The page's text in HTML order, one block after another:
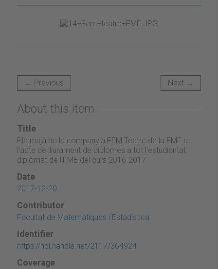
← Previous Next →
About this item
Title
Pla mitjà de la companyia FEM Teatre de la FME a
l'acte de lliurament de diplomes a tot l'estudiantat
diplomat de l'FME del curs 2016-2017
Date
2017-12-20
Contributor
Facultat de Matemàtiques i Estadística
Identifier
https://hdl.handle.net/2117/364924
Coverage